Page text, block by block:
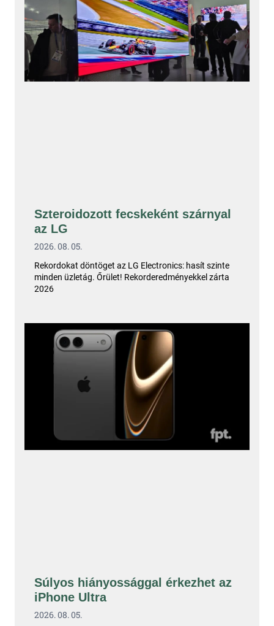
Szteroidozott fecskeként szárnyal
az LG
2026. 08. 05.
Rekordokat döntöget az LG Electronics: hasít szinte
minden üzletág. Őrület! Rekorderedményekkel zárta
2026
Súlyos hiányossággal érkezhet az
iPhone Ultra
2026. 08. 05.